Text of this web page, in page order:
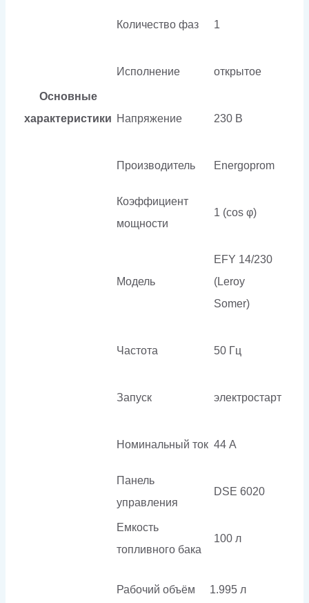
Основные
характеристики
Количество фаз 1
Исполнение открытое
Напряжение 230 В
Производитель Energoprom
Коэффициент
мощности
1 (cos φ)
Модель
EFY 14/230
(Leroy
Somer)
Частота 50 Гц
Запуск электростарт
Номинальный ток 44 А
Панель
управления
DSE 6020
Емкость
топливного бака
100 л
Рабочий объём 1.995 л